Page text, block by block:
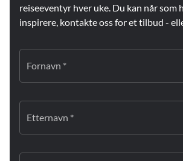
reiseeventyr hver uke. Du kan når som
inspirere, kontakte oss for et tilbud -
Fornavn *
Etternavn *